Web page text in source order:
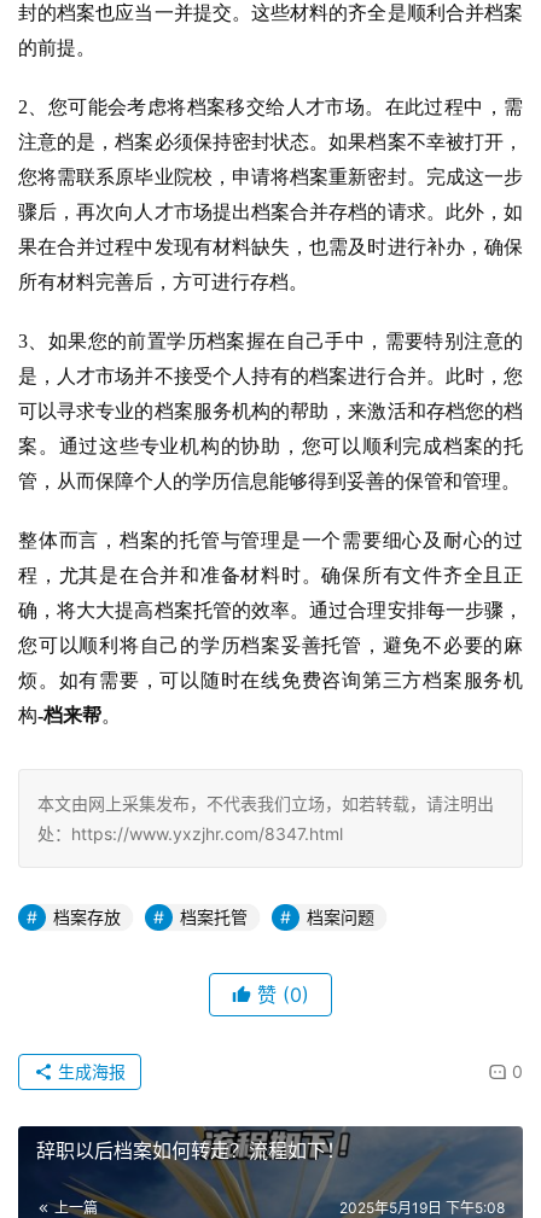
封的档案也应当一并提交。这些材料的齐全是顺利合并档案
的前提。
2、您可能会考虑将档案移交给人才市场。在此过程中，需
注意的是，档案必须保持密封状态。如果档案不幸被打开，
您将需联系原毕业院校，申请将档案重新密封。完成这一步
骤后，再次向人才市场提出档案合并存档的请求。此外，如
果在合并过程中发现有材料缺失，也需及时进行补办，确保
所有材料完善后，方可进行存档。
3、如果您的前置学历档案握在自己手中，需要特别注意的
是，人才市场并不接受个人持有的档案进行合并。此时，您
可以寻求专业的档案服务机构的帮助，来激活和存档您的档
案。通过这些专业机构的协助，您可以顺利完成档案的托
管，从而保障个人的学历信息能够得到妥善的保管和管理。
整体而言，档案的托管与管理是一个需要细心及耐心的过
程，尤其是在合并和准备材料时。确保所有文件齐全且正
确，将大大提高档案托管的效率。通过合理安排每一步骤，
您可以顺利将自己的学历档案妥善托管，避免不必要的麻
烦。如有需要，可以随时在线免费咨询第三方档案服务机
构-档来帮。
本文由网上采集发布，不代表我们立场，如若转载，请注明出
处：https://www.yxzjhr.com/8347.html
档案存放 档案托管 档案问题
赞 (0)
0
生成海报
辞职以后档案如何转走？流程如下！
上一篇 2025年5月19日 下午5:08